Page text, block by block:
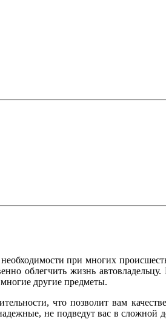
при многих
облегчить жизнь
другие предметы.
что позволит вам
не подведут вас в сложной